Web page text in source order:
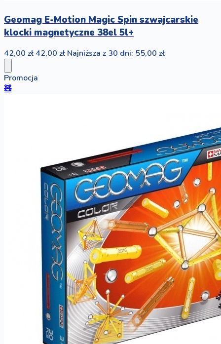
Geomag E-Motion Magic Spin szwajcarskie
klocki magnetyczne 38el 5l+
42,00 zł 42,00 zł Najniższa z 30 dni: 55,00 zł
Promocja
🧸